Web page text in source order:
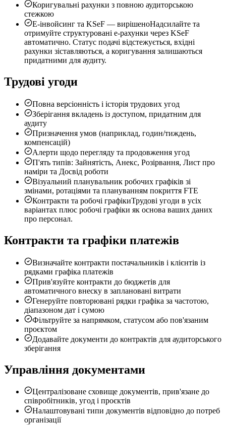
Коригувальні рахунки з повною аудиторською
стежкою
Е-інвойсинг та KSeF — вирішеноНадсилайте та
отримуйте структуровані е-рахунки через KSeF
автоматично. Статус подачі відстежується, вхідні
рахунки зіставляються, а коригування залишаються
придатними для аудиту.
Трудові угоди
Повна версіонність і історія трудових угод
Зберігання вкладень із доступом, придатним для
аудиту
Призначення умов (наприклад, годин/тиждень,
компенсацій)
Алерти щодо перегляду та продовження угод
П'ять типів: Зайнятість, Анекс, Розірвання, Лист про
наміри та Досвід роботи
Візуальний планувальник робочих графіків зі
змінами, ротаціями та плануванням покриття FTE
Контракти та робочі графікиТрудові угоди в усіх
варіантах плюс робочі графіки як основа ваших даних
про персонал.
Контракти та графіки платежів
Визначайте контракти постачальників і клієнтів із
рядками графіка платежів
Прив'язуйте контракти до бюджетів для
автоматичного внеску в заплановані витрати
Генеруйте повторювані рядки графіка за частотою,
діапазоном дат і сумою
Фільтруйте за напрямком, статусом або пов'язаним
проєктом
Додавайте документи до контрактів для аудиторського
зберігання
Управління документами
Централізоване сховище документів, прив'язане до
співробітників, угод і проєктів
Налаштовувані типи документів відповідно до потреб
організації